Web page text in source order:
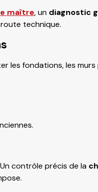
maître, un diagnostic
technique.
les fondations, les
contrôle précis de la